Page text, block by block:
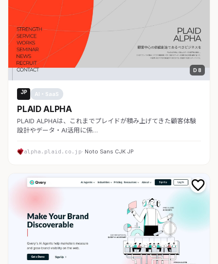
D 8
JP AI・SaaS
PLAID ALPHA
PLAID ALPHAは、これまでプレイドが積み上げてきた顧客体験
設計やデータ・AI活用に係…
alpha.plaid.co.jp· Noto Sans CJK JP